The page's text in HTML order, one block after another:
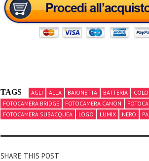
TAGS AGLI ALLA BAIONETTA BATTERIA
FOTOCAMERA BRIDGE
FOTOCAMERA CANON
FOTOCAMERA SUBACQUEA
LOGO LUMIX NERO
SHARE THIS POST